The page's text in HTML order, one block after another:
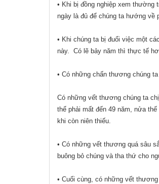
• Khi bị đồng nghiệp xem
ngày là đủ để chúng ta hướng về
• Khi chúng ta bị đuổi việc một
này. Có lẽ bảy năm thì thực tế
• Có những chấn thương chúng
Có những vết thương chúng ta
thể phải mất đến 49 năm, nửa
khi còn niên thiếu.
• Có những vết thương quá sâu
buông bỏ chúng và tha thứ cho
• Cuối cùng, có những vết